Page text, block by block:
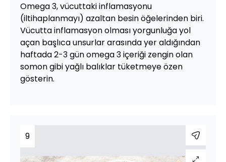
Omega 3, vücuttaki inflamasyonu
(iltihaplanmayı) azaltan besin öğelerinden biri.
Vücutta inflamasyon olması yorgunluğa yol
açan başlıca unsurlar arasında yer aldığından
haftada 2-3 gün omega 3 içeriği zengin olan
somon gibi yağlı balıklar tüketmeye özen
gösterin.
9